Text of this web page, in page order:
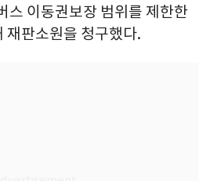
스 이동권보장 범위를 제한한
재판소원을 청구했다.